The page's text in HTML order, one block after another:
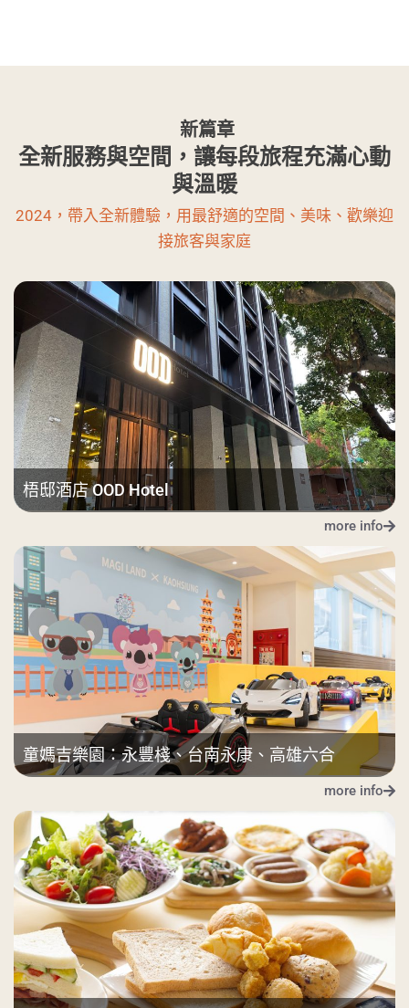
新篇章
全新服務與空間，讓每段旅程充滿心動
與溫暖
2024，帶入全新體驗，用最舒適的空間、美味、歡樂迎
接旅客與家庭
梧邸酒店 OOD Hotel
more info
more info
童媽吉樂園：永豐棧、台南永康、高雄六合